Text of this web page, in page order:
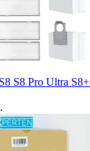
S8 Pro Ultra
.